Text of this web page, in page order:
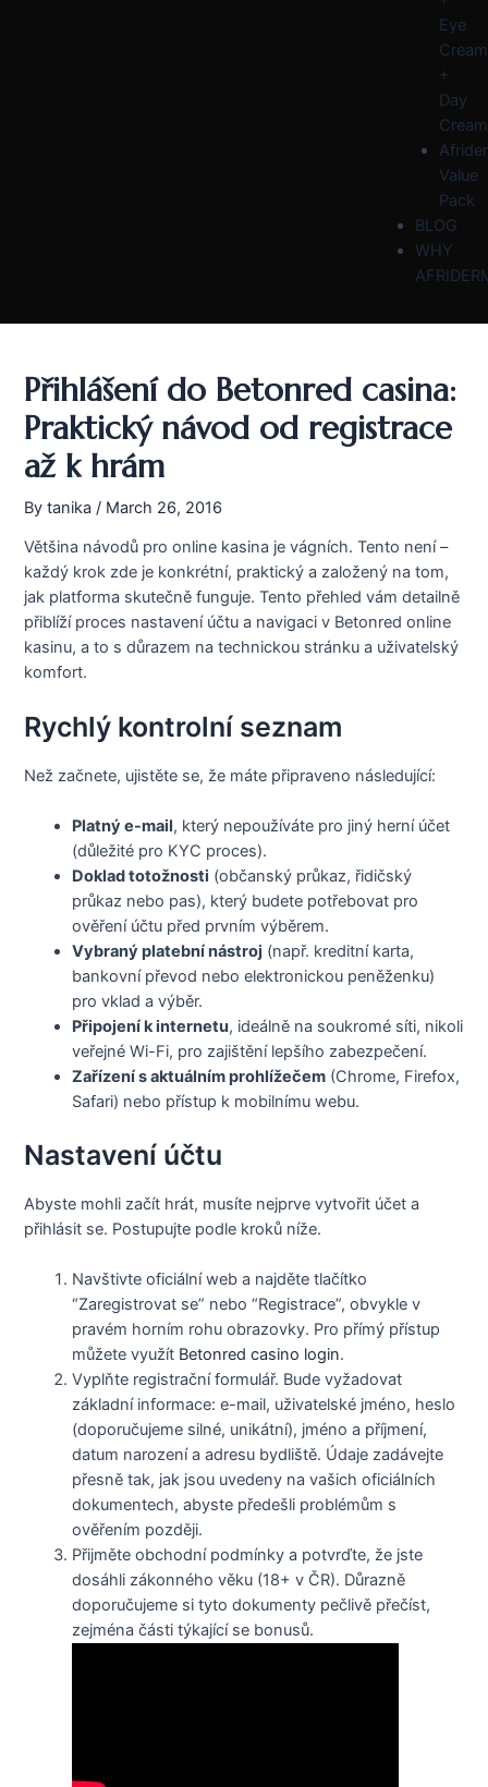
Eye
Cream
+
Day
Cream
Value
Pack
BLOG
WHY
Přihlášení do Betonred casina:
Praktický návod od registrace
až k hrám
Bytanika / March 26, 2016
Většina návodů pro online kasina je vágních. Tento není –
každý krok zde je konkrétní, praktický a založený na tom,
jak platforma skutečně funguje. Tento přehled vám detailně
přiblíží proces nastavení účtu a navigaci v Betonred online
kasinu, a to s důrazem na technickou stránku a uživatelský
komfort.
Rychlý kontrolní seznam
Než začnete, ujistěte se, že máte připraveno následující:
Platný e-mail, který nepoužíváte pro jiný herní účet
(důležité pro KYC proces).
Doklad totožnosti (občanský průkaz, řidičský
průkaz nebo pas), který budete potřebovat pro
ověření účtu před prvním výběrem.
Vybraný platební nástroj (např. kreditní karta,
bankovní převod nebo elektronickou peněženku)
pro vklad a výběr.
Připojení k internetu, ideálně na soukromé síti, nikoli
veřejné Wi-Fi, pro zajištění lepšího zabezpečení.
Zařízení s aktuálním prohlížečem (Chrome, Firefox,
Safari) nebo přístup k mobilnímu webu.
Nastavení účtu
Abyste mohli začít hrát, musíte nejprve vytvořit účet a
přihlásit se. Postupujte podle kroků níže.
Navštivte oficiální web a najděte tlačítko
“Zaregistrovat se” nebo “Registrace”, obvykle v
pravém horním rohu obrazovky. Pro přímý přístup
můžete využít Betonred casino login.
Vyplňte registrační formulář. Bude vyžadovat
základní informace: e-mail, uživatelské jméno, heslo
(doporučujeme silné, unikátní), jméno a příjmení,
datum narození a adresu bydliště. Údaje zadávejte
přesně tak, jak jsou uvedeny na vašich oficiálních
dokumentech, abyste předešli problémům s
ověřením později.
Přijměte obchodní podmínky a potvrďte, že jste
dosáhli zákonného věku (18+ v ČR). Důrazně
doporučujeme si tyto dokumenty pečlivě přečíst,
zejména části týkající se bonusů.